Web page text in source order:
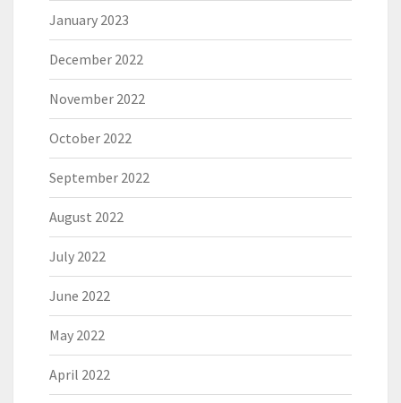
January 2023
December 2022
November 2022
October 2022
September 2022
August 2022
July 2022
June 2022
May 2022
April 2022